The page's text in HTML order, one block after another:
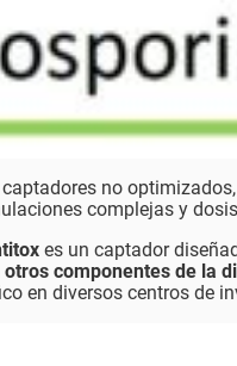
no
complejas y
es un captador
componentes de la
en diversos centros de